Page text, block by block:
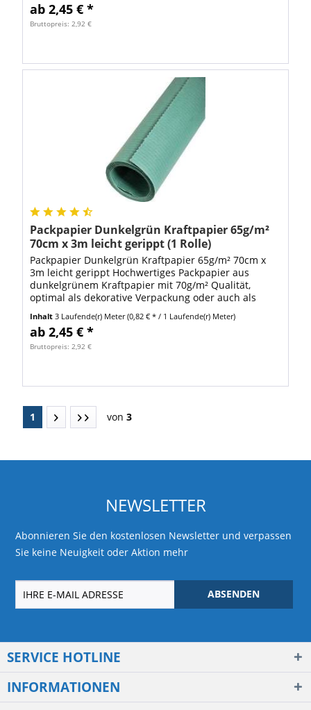
ab 2,45 € *
Bruttopreis: 2,92 €
Packpapier Dunkelgrün Kraftpapier 65g/m²
70cm x 3m leicht gerippt (1 Rolle)
Packpapier Dunkelgrün Kraftpapier 65g/m² 70cm x
3m leicht gerippt Hochwertiges Packpapier aus
dunkelgrünem Kraftpapier mit 70g/m² Qualität,
optimal als dekorative Verpackung oder auch als
Inhalt3 Laufende(r) Meter(0,82 € * / 1 Laufende(r) Meter)
ab 2,45 € *
Bruttopreis: 2,92 €
1 von 3
NEWSLETTER
Abonnieren Sie den kostenlosen Newsletter und verpassen
Sie keine Neuigkeit oder Aktion mehr
ABSENDEN
SERVICE HOTLINE
INFORMATIONEN